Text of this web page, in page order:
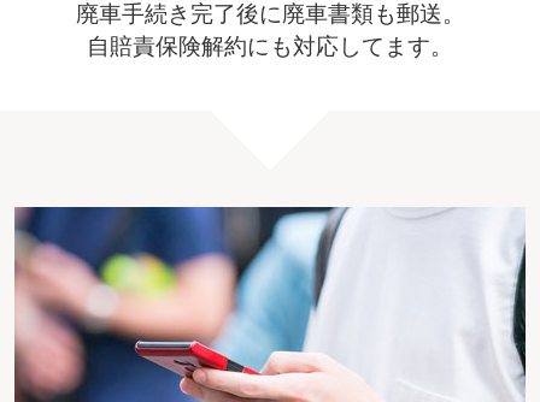
廃車手続き完了後に廃車書類も郵送。
自賠責保険解約にも対応してます。